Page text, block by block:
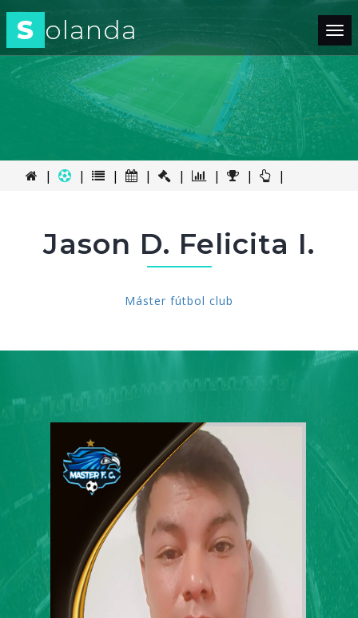
S olanda
| | | | | | | |
Jason D. Felicita I.
Máster fútbol club